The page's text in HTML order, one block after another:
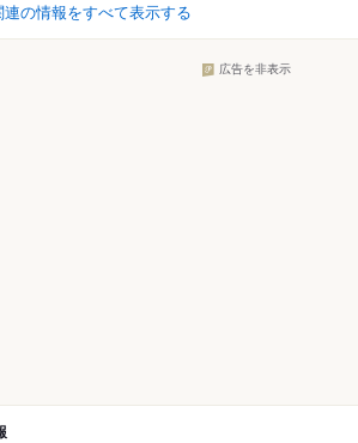
連の情報をすべて表示する
広告を非表示